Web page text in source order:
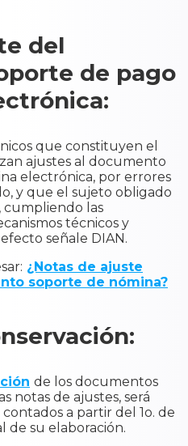
del
de pago
que constituyen el
ajustes al documento
electrónica, por errores
y que el sujeto obligado
cumpliendo las
técnicos y
señale DIAN.
¿Notas de ajuste
soporte de nómina?
de los documentos
notas de ajustes, será
a partir del 1o. de
de su elaboración.